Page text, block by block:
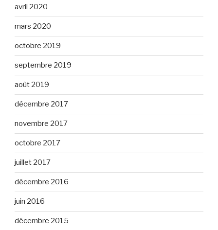
avril 2020
mars 2020
octobre 2019
septembre 2019
août 2019
décembre 2017
novembre 2017
octobre 2017
juillet 2017
décembre 2016
juin 2016
décembre 2015